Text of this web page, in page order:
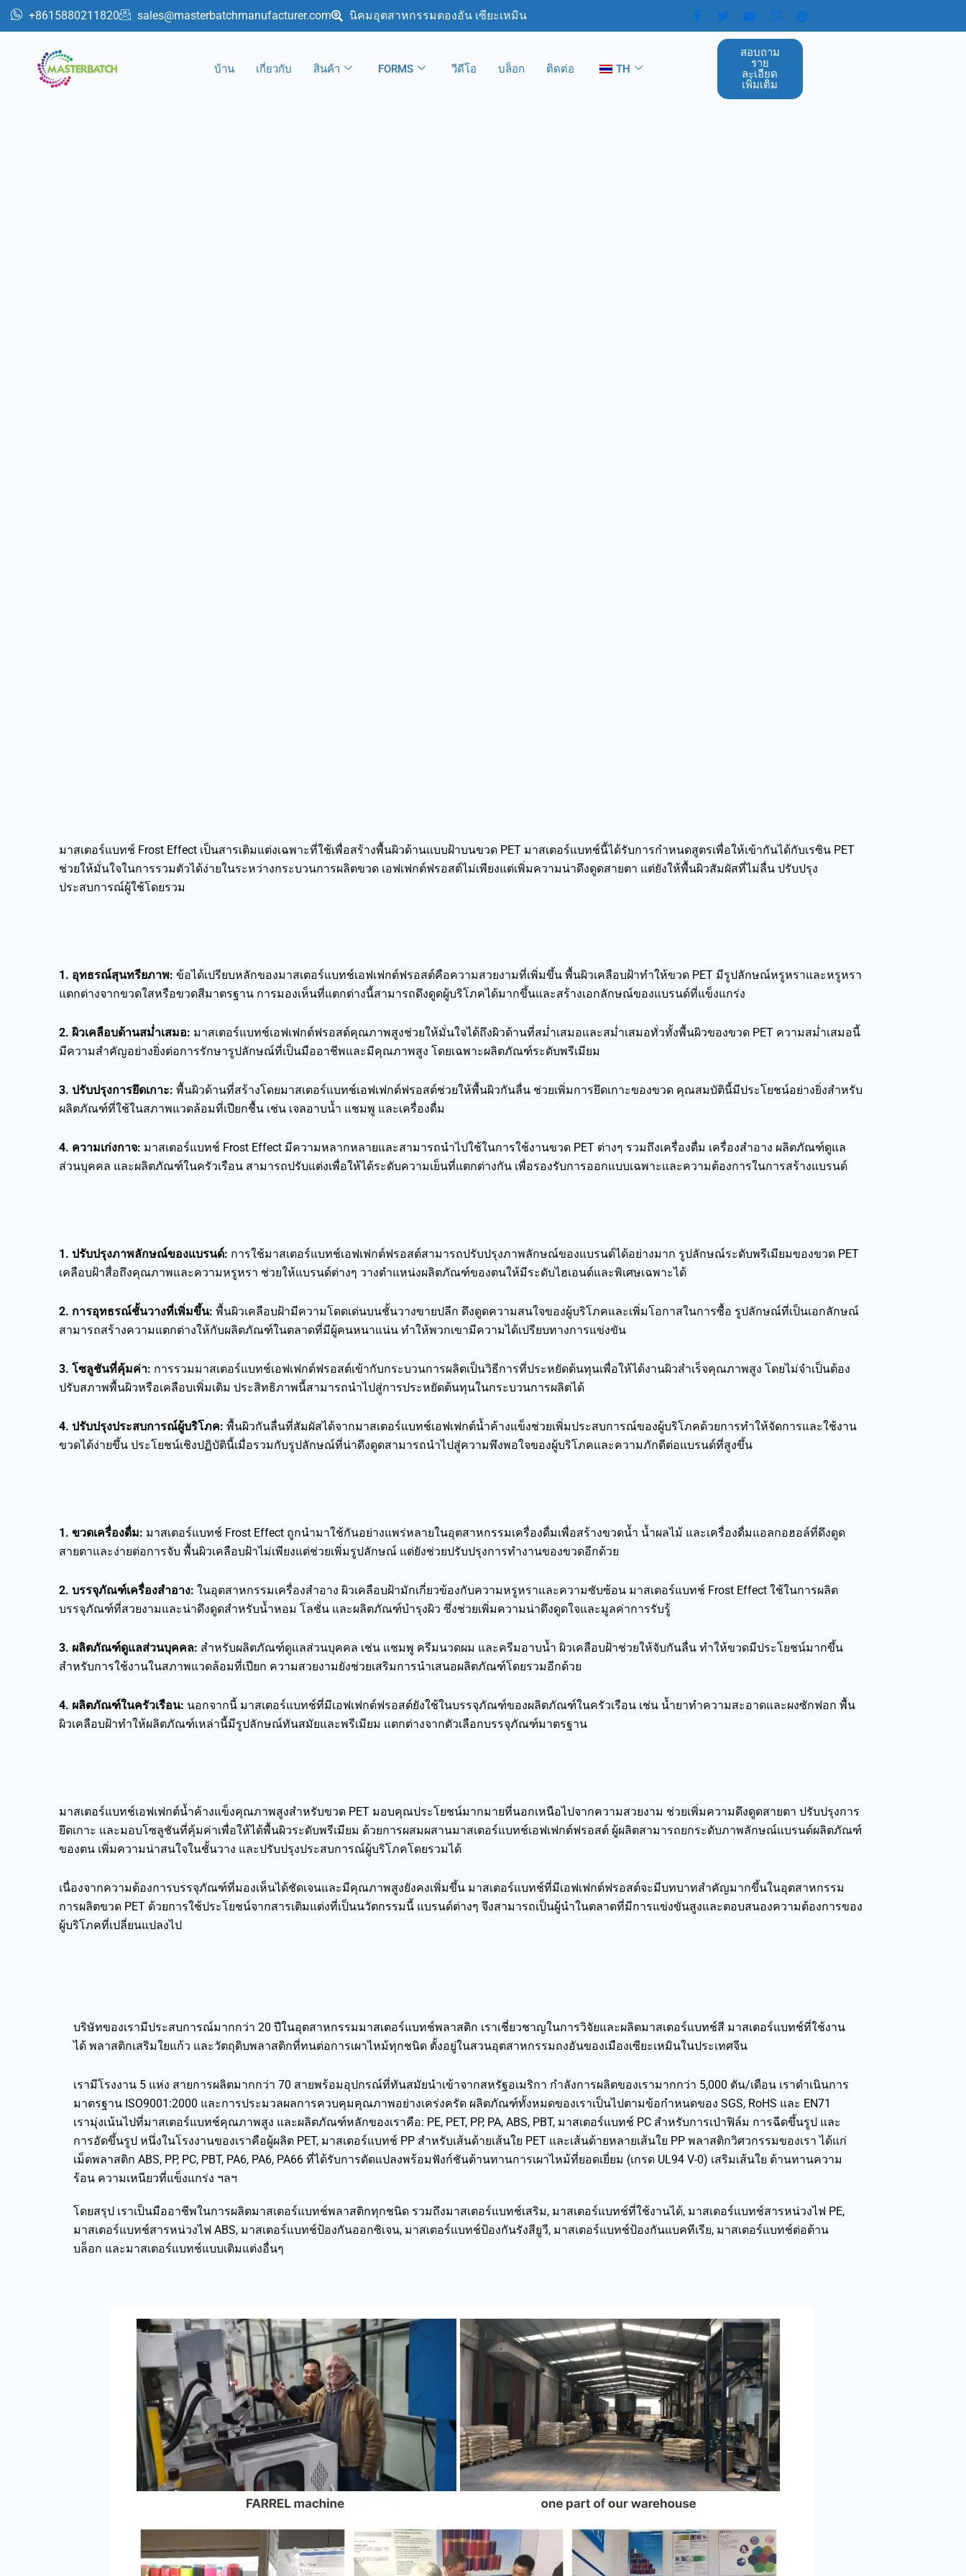
+8615880211820 sales@masterbatchmanufacturer.com นิคมอุตสาหกรรมตองอัน เซียะเหมิน
บ้าน เกี่ยวกับ สินค้า FORMS วีดีโอ บล็อก ติดต่อ TH
สอบถาม
ราย
ละเอียด
เพิ่มเติม
มาสเตอร์แบทช์ Frost Effect เป็นสารเติมแต่งเฉพาะที่ใช้เพื่อสร้างพื้นผิวด้านแบบฝ้าบนขวด PET มาสเตอร์แบทช์นี้ได้รับการกำหนดสูตรเพื่อให้เข้ากันได้กับเรซิน PET
ช่วยให้มั่นใจในการรวมตัวได้ง่ายในระหว่างกระบวนการผลิตขวด เอฟเฟกต์ฟรอสต์ไม่เพียงแต่เพิ่มความน่าดึงดูดสายตา แต่ยังให้พื้นผิวสัมผัสที่ไม่ลื่น ปรับปรุง
ประสบการณ์ผู้ใช้โดยรวม
1. อุทธรณ์สุนทรียภาพ: ข้อได้เปรียบหลักของมาสเตอร์แบทช์เอฟเฟกต์ฟรอสต์คือความสวยงามที่เพิ่มขึ้น พื้นผิวเคลือบฝ้าทำให้ขวด PET มีรูปลักษณ์หรูหราและหรูหรา
แตกต่างจากขวดใสหรือขวดสีมาตรฐาน การมองเห็นที่แตกต่างนี้สามารถดึงดูดผู้บริโภคได้มากขึ้นและสร้างเอกลักษณ์ของแบรนด์ที่แข็งแกร่ง
2. ผิวเคลือบด้านสม่ำเสมอ: มาสเตอร์แบทช์เอฟเฟกต์ฟรอสต์คุณภาพสูงช่วยให้มั่นใจได้ถึงผิวด้านที่สม่ำเสมอและสม่ำเสมอทั่วทั้งพื้นผิวของขวด PET ความสม่ำเสมอนี้
มีความสำคัญอย่างยิ่งต่อการรักษารูปลักษณ์ที่เป็นมืออาชีพและมีคุณภาพสูง โดยเฉพาะผลิตภัณฑ์ระดับพรีเมียม
3. ปรับปรุงการยึดเกาะ: พื้นผิวด้านที่สร้างโดยมาสเตอร์แบทช์เอฟเฟกต์ฟรอสต์ช่วยให้พื้นผิวกันลื่น ช่วยเพิ่มการยึดเกาะของขวด คุณสมบัตินี้มีประโยชน์อย่างยิ่งสำหรับ
ผลิตภัณฑ์ที่ใช้ในสภาพแวดล้อมที่เปียกชื้น เช่น เจลอาบน้ำ แชมพู และเครื่องดื่ม
4. ความเก่งกาจ: มาสเตอร์แบทช์ Frost Effect มีความหลากหลายและสามารถนำไปใช้ในการใช้งานขวด PET ต่างๆ รวมถึงเครื่องดื่ม เครื่องสำอาง ผลิตภัณฑ์ดูแล
ส่วนบุคคล และผลิตภัณฑ์ในครัวเรือน สามารถปรับแต่งเพื่อให้ได้ระดับความเย็นที่แตกต่างกัน เพื่อรองรับการออกแบบเฉพาะและความต้องการในการสร้างแบรนด์
1. ปรับปรุงภาพลักษณ์ของแบรนด์: การใช้มาสเตอร์แบทช์เอฟเฟกต์ฟรอสต์สามารถปรับปรุงภาพลักษณ์ของแบรนด์ได้อย่างมาก รูปลักษณ์ระดับพรีเมียมของขวด PET
เคลือบฝ้าสื่อถึงคุณภาพและความหรูหรา ช่วยให้แบรนด์ต่างๆ วางตำแหน่งผลิตภัณฑ์ของตนให้มีระดับไฮเอนด์และพิเศษเฉพาะได้
2. การอุทธรณ์ชั้นวางที่เพิ่มขึ้น: พื้นผิวเคลือบฝ้ามีความโดดเด่นบนชั้นวางขายปลีก ดึงดูดความสนใจของผู้บริโภคและเพิ่มโอกาสในการซื้อ รูปลักษณ์ที่เป็นเอกลักษณ์
สามารถสร้างความแตกต่างให้กับผลิตภัณฑ์ในตลาดที่มีผู้คนหนาแน่น ทำให้พวกเขามีความได้เปรียบทางการแข่งขัน
3. โซลูชันที่คุ้มค่า: การรวมมาสเตอร์แบทช์เอฟเฟกต์ฟรอสต์เข้ากับกระบวนการผลิตเป็นวิธีการที่ประหยัดต้นทุนเพื่อให้ได้งานผิวสำเร็จคุณภาพสูง โดยไม่จำเป็นต้อง
ปรับสภาพพื้นผิวหรือเคลือบเพิ่มเติม ประสิทธิภาพนี้สามารถนำไปสู่การประหยัดต้นทุนในกระบวนการผลิตได้
4. ปรับปรุงประสบการณ์ผู้บริโภค: พื้นผิวกันลื่นที่สัมผัสได้จากมาสเตอร์แบทช์เอฟเฟกต์น้ำค้างแข็งช่วยเพิ่มประสบการณ์ของผู้บริโภคด้วยการทำให้จัดการและใช้งาน
ขวดได้ง่ายขึ้น ประโยชน์เชิงปฏิบัตินี้เมื่อรวมกับรูปลักษณ์ที่น่าดึงดูดสามารถนำไปสู่ความพึงพอใจของผู้บริโภคและความภักดีต่อแบรนด์ที่สูงขึ้น
1. ขวดเครื่องดื่ม: มาสเตอร์แบทช์ Frost Effect ถูกนำมาใช้กันอย่างแพร่หลายในอุตสาหกรรมเครื่องดื่มเพื่อสร้างขวดน้ำ น้ำผลไม้ และเครื่องดื่มแอลกอฮอล์ที่ดึงดูด
สายตาและง่ายต่อการจับ พื้นผิวเคลือบฝ้าไม่เพียงแต่ช่วยเพิ่มรูปลักษณ์ แต่ยังช่วยปรับปรุงการทำงานของขวดอีกด้วย
2. บรรจุภัณฑ์เครื่องสำอาง: ในอุตสาหกรรมเครื่องสำอาง ผิวเคลือบฝ้ามักเกี่ยวข้องกับความหรูหราและความซับซ้อน มาสเตอร์แบทช์ Frost Effect ใช้ในการผลิต
บรรจุภัณฑ์ที่สวยงามและน่าดึงดูดสำหรับน้ำหอม โลชั่น และผลิตภัณฑ์บำรุงผิว ซึ่งช่วยเพิ่มความน่าดึงดูดใจและมูลค่าการรับรู้
3. ผลิตภัณฑ์ดูแลส่วนบุคคล: สำหรับผลิตภัณฑ์ดูแลส่วนบุคคล เช่น แชมพู ครีมนวดผม และครีมอาบน้ำ ผิวเคลือบฝ้าช่วยให้จับกันลื่น ทำให้ขวดมีประโยชน์มากขึ้น
สำหรับการใช้งานในสภาพแวดล้อมที่เปียก ความสวยงามยังช่วยเสริมการนำเสนอผลิตภัณฑ์โดยรวมอีกด้วย
4. ผลิตภัณฑ์ในครัวเรือน: นอกจากนี้ มาสเตอร์แบทช์ที่มีเอฟเฟกต์ฟรอสต์ยังใช้ในบรรจุภัณฑ์ของผลิตภัณฑ์ในครัวเรือน เช่น น้ำยาทำความสะอาดและผงซักฟอก พื้น
ผิวเคลือบฝ้าทำให้ผลิตภัณฑ์เหล่านี้มีรูปลักษณ์ทันสมัยและพรีเมียม แตกต่างจากตัวเลือกบรรจุภัณฑ์มาตรฐาน
มาสเตอร์แบทช์เอฟเฟกต์น้ำค้างแข็งคุณภาพสูงสำหรับขวด PET มอบคุณประโยชน์มากมายที่นอกเหนือไปจากความสวยงาม ช่วยเพิ่มความดึงดูดสายตา ปรับปรุงการ
ยึดเกาะ และมอบโซลูชันที่คุ้มค่าเพื่อให้ได้พื้นผิวระดับพรีเมียม ด้วยการผสมผสานมาสเตอร์แบทช์เอฟเฟกต์ฟรอสต์ ผู้ผลิตสามารถยกระดับภาพลักษณ์แบรนด์ผลิตภัณฑ์
ของตน เพิ่มความน่าสนใจในชั้นวาง และปรับปรุงประสบการณ์ผู้บริโภคโดยรวมได้
เนื่องจากความต้องการบรรจุภัณฑ์ที่มองเห็นได้ชัดเจนและมีคุณภาพสูงยังคงเพิ่มขึ้น มาสเตอร์แบทช์ที่มีเอฟเฟกต์ฟรอสต์จะมีบทบาทสำคัญมากขึ้นในอุตสาหกรรม
การผลิตขวด PET ด้วยการใช้ประโยชน์จากสารเติมแต่งที่เป็นนวัตกรรมนี้ แบรนด์ต่างๆ จึงสามารถเป็นผู้นำในตลาดที่มีการแข่งขันสูงและตอบสนองความต้องการของ
ผู้บริโภคที่เปลี่ยนแปลงไป
บริษัทของเรามีประสบการณ์มากกว่า 20 ปีในอุตสาหกรรมมาสเตอร์แบทช์พลาสติก เราเชี่ยวชาญในการวิจัยและผลิตมาสเตอร์แบทช์สี มาสเตอร์แบทช์ที่ใช้งาน
ได้ พลาสติกเสริมใยแก้ว และวัตถุดิบพลาสติกที่ทนต่อการเผาไหม้ทุกชนิด ตั้งอยู่ในสวนอุตสาหกรรมถงอันของเมืองเซียะเหมินในประเทศจีน
เรามีโรงงาน 5 แห่ง สายการผลิตมากกว่า 70 สายพร้อมอุปกรณ์ที่ทันสมัยนำเข้าจากสหรัฐอเมริกา กำลังการผลิตของเรามากกว่า 5,000 ตัน/เดือน เราดำเนินการ
มาตรฐาน ISO9001:2000 และการประมวลผลการควบคุมคุณภาพอย่างเคร่งครัด ผลิตภัณฑ์ทั้งหมดของเราเป็นไปตามข้อกำหนดของ SGS, RoHS และ EN71
เรามุ่งเน้นไปที่มาสเตอร์แบทช์คุณภาพสูง และผลิตภัณฑ์หลักของเราคือ: PE, PET, PP, PA, ABS, PBT, มาสเตอร์แบทช์ PC สำหรับการเป่าฟิล์ม การฉีดขึ้นรูป และ
การอัดขึ้นรูป หนึ่งในโรงงานของเราคือผู้ผลิต PET, มาสเตอร์แบทช์ PP สำหรับเส้นด้ายเส้นใย PET และเส้นด้ายหลายเส้นใย PP พลาสติกวิศวกรรมของเรา ได้แก่
เม็ดพลาสติก ABS, PP, PC, PBT, PA6, PA6, PA66 ที่ได้รับการดัดแปลงพร้อมฟังก์ชันต้านทานการเผาไหม้ที่ยอดเยี่ยม (เกรด UL94 V-0) เสริมเส้นใย ต้านทานความ
ร้อน ความเหนียวที่แข็งแกร่ง ฯลฯ
โดยสรุป เราเป็นมืออาชีพในการผลิตมาสเตอร์แบทช์พลาสติกทุกชนิด รวมถึงมาสเตอร์แบทช์เสริม, มาสเตอร์แบทช์ที่ใช้งานได้, มาสเตอร์แบทช์สารหน่วงไฟ PE,
มาสเตอร์แบทช์สารหน่วงไฟ ABS, มาสเตอร์แบทช์ป้องกันออกซิเจน, มาสเตอร์แบทช์ป้องกันรังสียูวี, มาสเตอร์แบทช์ป้องกันแบคทีเรีย, มาสเตอร์แบทช์ต่อต้าน
บล็อก และมาสเตอร์แบทช์แบบเติมแต่งอื่นๆ